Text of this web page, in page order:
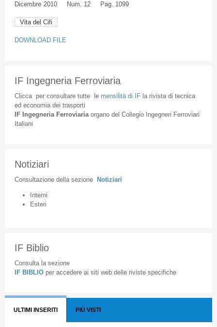
Dicembre 2010 Num. 12 Pag. 1099
Vita del Cifi
DOWNLOAD FILE
IF Ingegneria Ferroviaria
Cliccaper consultare tuttele mensilità di IFla rivista di tecnica
ed economia dei trasporti
IF Ingegneria Ferroviaria organodel Collegio Ingegneri Ferroviari
Italiani
Notiziari
Consultazione della sezione Notiziari
Interni
Esteri
IF Biblio
Consulta la sezione
IF BIBLIO per accedere ai siti web delle riviste specifiche
ULTIMI INSERITI PIÙ VISTI